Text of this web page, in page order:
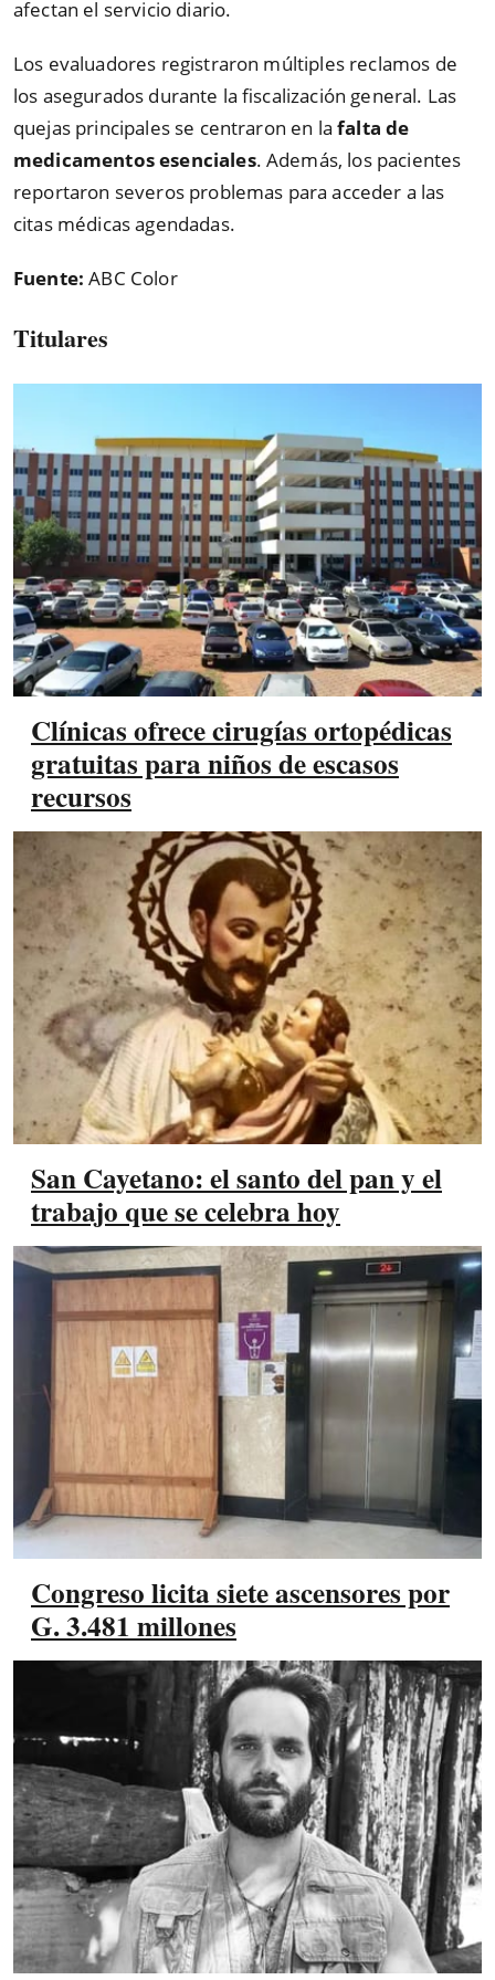
afectan el servicio diario.
Los evaluadores registraron múltiples reclamos de
los asegurados durante la fiscalización general. Las
quejas principales se centraron en lafalta de
medicamentos esenciales. Además, los pacientes
reportaron severos problemas para acceder a las
citas médicas agendadas.
Fuente:ABC Color
Titulares
Clínicas ofrece cirugías ortopédicas
gratuitas para niños de escasos
recursos
San Cayetano: el santo del pan y el
trabajo que se celebra hoy
Congreso licita siete ascensores por
G. 3.481 millones